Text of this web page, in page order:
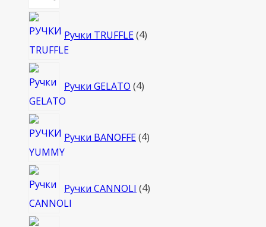
Ручки TRUFFLE 4товара
Ручки GELATO 4товара
Ручки BANOFFE 4товара
Ручки CANNOLI 4товара